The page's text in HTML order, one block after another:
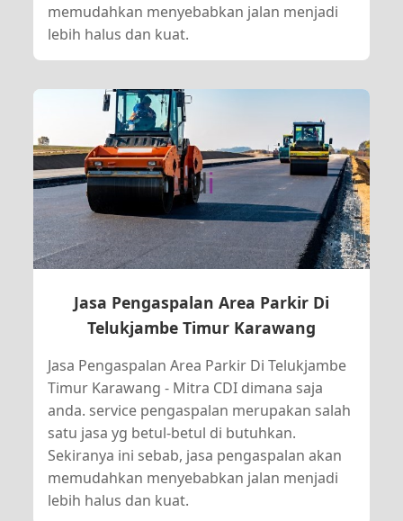
memudahkan menyebabkan jalan menjadi
lebih halus dan kuat.
Jasa Pengaspalan Area Parkir Di
Telukjambe Timur Karawang
Jasa Pengaspalan Area Parkir Di Telukjambe
Timur Karawang - Mitra CDI dimana saja
anda. service pengaspalan merupakan salah
satu jasa yg betul-betul di butuhkan.
Sekiranya ini sebab, jasa pengaspalan akan
memudahkan menyebabkan jalan menjadi
lebih halus dan kuat.